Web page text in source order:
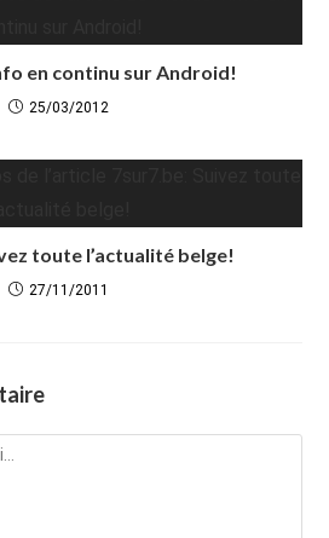
en continu sur Android!
25/03/2012
toute l’actualité belge!
27/11/2011